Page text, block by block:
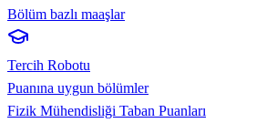
Bölüm bazlı maaşlar
Tercih Robotu
Puanına uygun bölümler
Fizik Mühendisliği Taban Puanları